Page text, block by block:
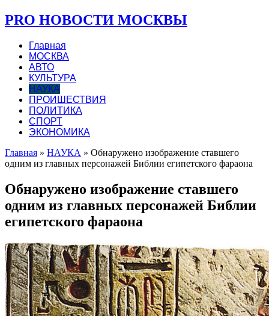
PRO НОВОСТИ МОСКВЫ
Главная
МОСКВА
АВТО
КУЛЬТУРА
НАУКА
ПРОИШЕСТВИЯ
ПОЛИТИКА
СПОРТ
ЭКОНОМИКА
Главная » НАУКА » Обнаружено изображение ставшего
одним из главных персонажей Библии египетского фараона
Обнаружено изображение ставшего
одним из главных персонажей Библии
египетского фараона